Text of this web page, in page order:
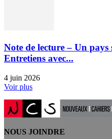
Note de lecture – Un
Entretiens avec...
4 juin 2026
Voir plus
NOUS JOINDRE